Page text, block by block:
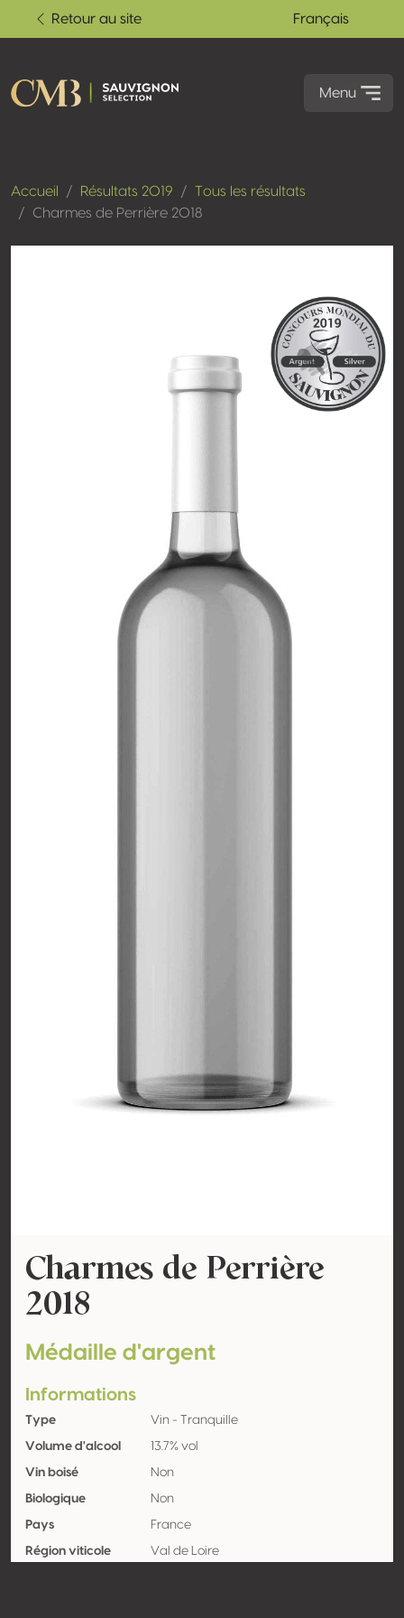
Retour au site Français
Menu
Accueil Résultats 2019
Tous les résultats
Charmes de Perrière 2018
Charmes de Perrière
2018
Médaille d'argent
Informations
Type Vin - Tranquille
Volume d'alcool 13.7% vol
Vin boisé Non
Biologique Non
Pays France
Région viticole Val de Loire